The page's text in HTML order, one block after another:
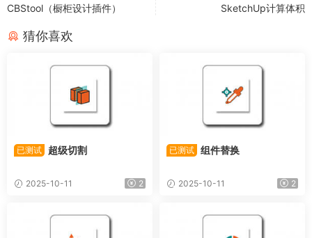
CBStool（橱柜设计插件） SketchUp计算体积
猜你喜欢
已测试 超级切割
2025-10-11 2
已测试 组件替换
2025-10-11 2